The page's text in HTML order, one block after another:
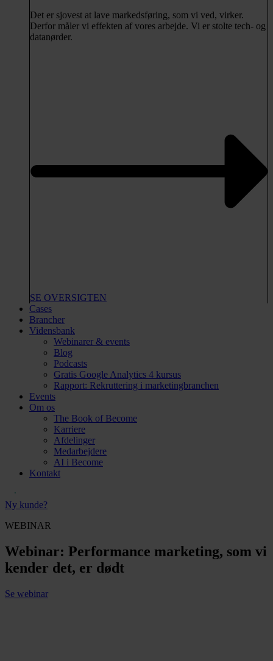
Det er sjovest at lave markedsføring, som vi ved, virker.
Derfor måler vi effekten af vores arbejde. Vi er stolte tech- og
datanørder.
SE OVERSIGTEN
Cases
Brancher
Vidensbank
Webinarer & events
Blog
Podcasts
Gratis Google Analytics 4 kursus
Rapport: Rekruttering i marketingbranchen
Events
Om os
The Book of Become
Karriere
Afdelinger
Medarbejdere
AI i Become
Kontakt
Ny kunde?
WEBINAR
Webinar: Performance marketing, som vi
kender det, er dødt
Se webinar